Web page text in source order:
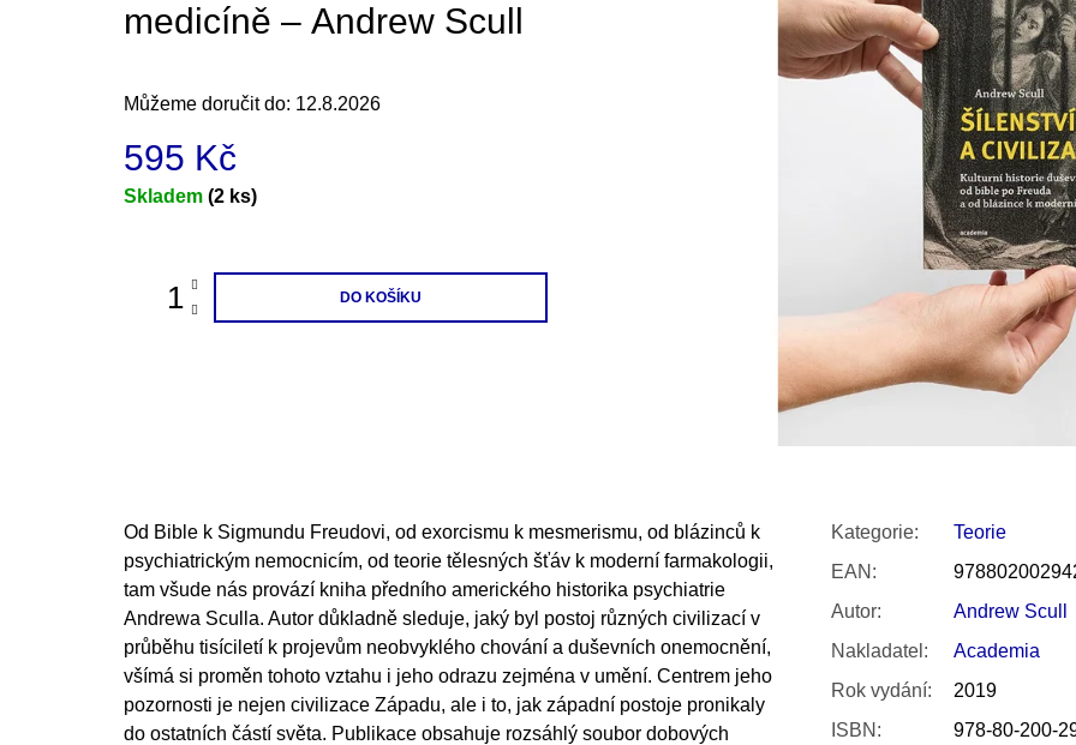
medicíně – Andrew Scull
Můžeme doručit do: 12.8.2026
595 Kč
Měrná
Skladem (2 ks)
DO KOŠÍKU
Od Bible k Sigmundu Freudovi, od exorcismu k mesmerismu, od blázinců k
psychiatrickým nemocnicím, od teorie tělesných šťáv k moderní farmakologii,
tam všude nás provází kniha předního amerického historika psychiatrie
Andrewa Sculla. Autor důkladně sleduje, jaký byl postoj různých civilizací v
průběhu tisíciletí k projevům neobvyklého chování a duševních onemocnění,
všímá si proměn tohoto vztahu i jeho odrazu zejména v umění. Centrem jeho
pozornosti je nejen civilizace Západu, ale i to, jak západní postoje pronikaly
do ostatních částí světa. Publikace obsahuje rozsáhlý soubor dobových
Kategorie:
Teorie
EAN :
Autor:
Andrew Scull
Nakladatel :
Academia
Rok vydání:
2019
ISBN :
978-80-200-
300 Kč
Původně: 350